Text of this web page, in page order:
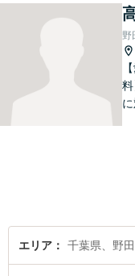
す
野
エリア 千葉県、野